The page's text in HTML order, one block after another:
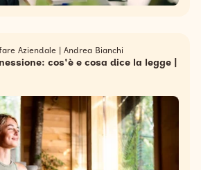
Aziendale Andrea Bianchi
cos'è e cosa dice la legge |